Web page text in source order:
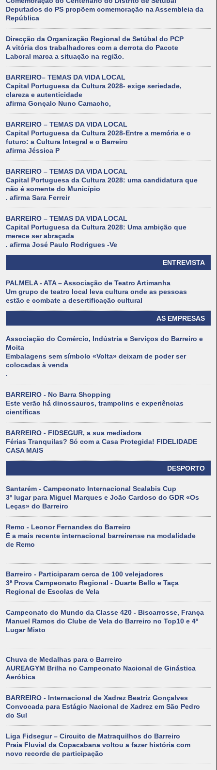
Deputados do PS propõem comemoração na Assembleia da
República
Direcção da Organização Regional de Setúbal do PCP
A vitória dos trabalhadores com a derrota do Pacote
Laboral marca a situação na região.
BARREIRO– TEMAS DA VIDA LOCAL
Capital Portuguesa da Cultura 2028- exige seriedade,
clareza e autenticidade
afirma Gonçalo Nuno Camacho,
BARREIRO – TEMAS DA VIDA LOCAL
Capital Portuguesa da Cultura 2028-Entre a memória e o
futuro: a Cultura Integral e o Barreiro
afirma Jéssica P
BARREIRO – TEMAS DA VIDA LOCAL
Capital Portuguesa da Cultura 2028: uma candidatura que
não é somente do Município
. afirma Sara Ferreir
BARREIRO – TEMAS DA VIDA LOCAL
Capital Portuguesa da Cultura 2028: Uma ambição que
merece ser abraçada
. afirma José Paulo Rodrigues -Ve
ENTREVISTA
PALMELA - ATA – Associação de Teatro Artimanha
Um grupo de teatro local leva cultura onde as pessoas
estão e combate a desertificação cultural
AS EMPRESAS
Associação do Comércio, Indústria e Serviços do Barreiro e
Moita
Embalagens sem símbolo «Volta» deixam de poder ser
colocadas à venda
.
BARREIRO - No Barra Shopping
Este verão há dinossauros, trampolins e experiências
científicas
BARREIRO - FIDSEGUR, a sua mediadora
Férias Tranquilas? Só com a Casa Protegida! FIDELIDADE
CASA MAIS
DESPORTO
Santarém - Campeonato Internacional Scalabis Cup
3º lugar para Miguel Marques e João Cardoso do GDR «Os
Leças» do Barreiro
Remo - Leonor Fernandes do Barreiro
É a mais recente internacional barreirense na modalidade
de Remo
Barreiro - Participaram cerca de 100 velejadores
3ª Prova Campeonato Regional - Duarte Bello e Taça
Regional de Escolas de Vela
Campeonato do Mundo da Classe 420 - Biscarrosse, França
Manuel Ramos do Clube de Vela do Barreiro no Top10 e 4º
Lugar Misto
Chuva de Medalhas para o Barreiro
AUREAGYM Brilha no Campeonato Nacional de Ginástica
Aeróbica
BARREIRO - Internacional de Xadrez Beatriz Gonçalves
Convocada para Estágio Nacional de Xadrez em São Pedro
do Sul
Liga Fidsegur – Circuito de Matraquilhos do Barreiro
Praia Fluvial da Copacabana voltou a fazer história com
novo recorde de participação